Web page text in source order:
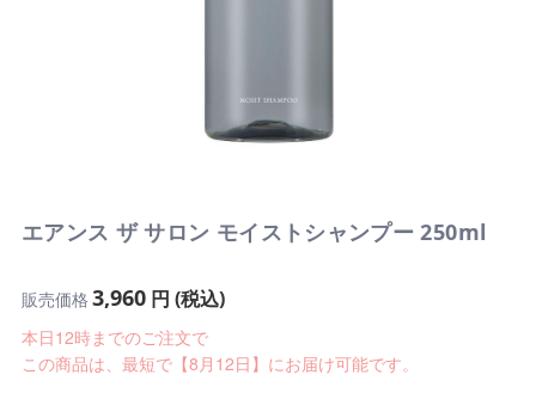
エアンス ザ サロン モイストシャンプー 250ml
販売価格 3,960円 (税込)
本日12時までのご注文で
この商品は、最短で【8月12日】にお届け可能です。